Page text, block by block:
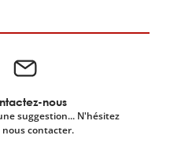
nous
suggestion... N'hésitez
nous contacter.